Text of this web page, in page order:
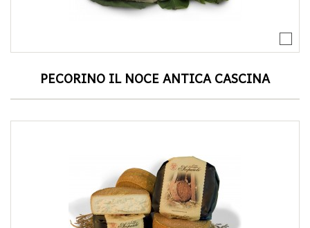
PECORINO IL NOCE ANTICA CASCINA